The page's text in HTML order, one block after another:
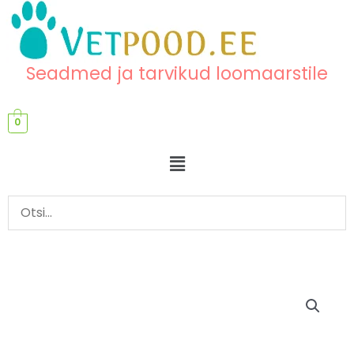
content
content
Seadmed ja tarvikud loomaarstile
0
Menu